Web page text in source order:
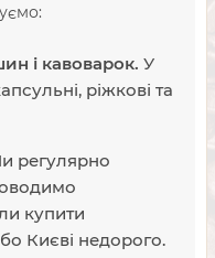
і кавоварок. У
ріжкові та
регулярно
купити
Києві недорого.